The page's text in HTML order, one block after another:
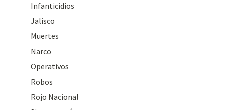
Infanticidios
Jalisco
Muertes
Narco
Operativos
Robos
Rojo Nacional